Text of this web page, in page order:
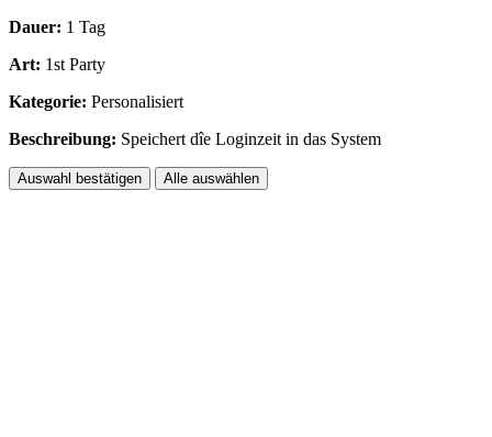
Dauer: 1 Tag
Art: 1st Party
Kategorie: Personalisiert
Beschreibung: Speichert dîe Loginzeit in das System
Auswahl bestätigen Alle auswählen